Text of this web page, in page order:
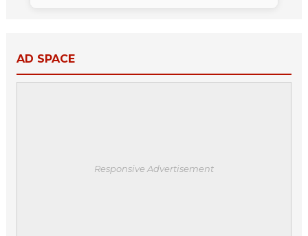
AD SPACE
Responsive Advertisement